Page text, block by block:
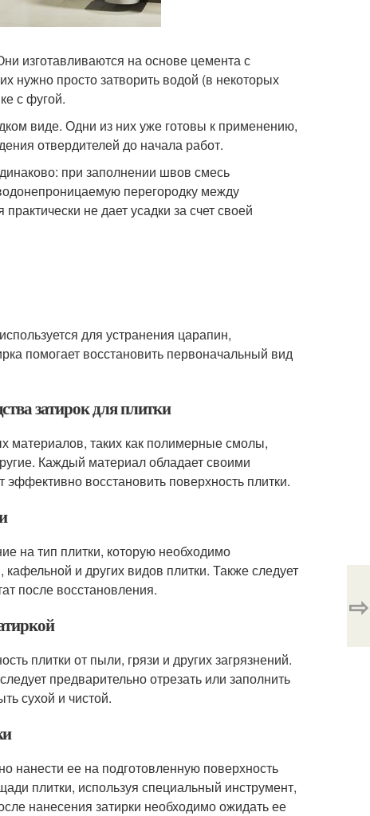
изготавливаются на основе цемента с
просто затворить водой (в некоторых
с фугой.
виде. Одни из них уже готовы к применению,
отвердителей до начала работ.
при заполнении швов смесь
перегородку между
не дает усадки за счет своей
для устранения царапин,
помогает восстановить первоначальный вид
затирок для плитки
материалов, таких как полимерные смолы,
Каждый материал обладает своими
восстановить поверхность плитки.
на тип плитки, которую необходимо
и других видов плитки. Также следует
после восстановления.
плитки от пыли, грязи и других загрязнений.
предварительно отрезать или заполнить
сухой и чистой.
нанести ее на подготовленную поверхность
плитки, используя специальный инструмент,
нанесения затирки необходимо ожидать ее
⇨